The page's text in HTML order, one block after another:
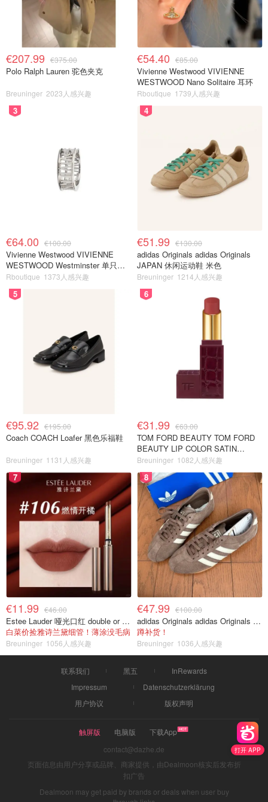
打开 APP
€207.99 €375.00
Polo Ralph Lauren 驼色夹克
Breuninger 2023人感兴趣
€54.40 €85.00
Vivienne Westwood VIVIENNE
WESTWOOD Nano Solitaire 耳环
Rboutique 1739人感兴趣
3
€64.00 €100.00
Vivienne Westwood VIVIENNE
WESTWOOD Westminster 单只耳
环
Rboutique 1373人感兴趣
4
€51.99 €130.00
adidas Originals adidas Originals
JAPAN 休闲运动鞋 米色
Breuninger 1214人感兴趣
5
€95.92 €195.00
Coach COACH Loafer 黑色乐福鞋
Breuninger 1131人感兴趣
6
€31.99 €63.00
TOM FORD BEAUTY TOM FORD
BEAUTY LIP COLOR SATIN
MATTE 裸玫瑰口红
Breuninger 1082人感兴趣
7
€11.99 €46.00
Estee Lauder 哑光口红 double or nothing色号
白菜价捡雅诗兰黛细管！薄涂没毛病
Breuninger 1056人感兴趣
8
€47.99 €100.00
adidas Originals adidas Originals TOKYO 复古休闲鞋 深棕色
蹲补货！
Breuninger 1036人感兴趣
联系我们 黑五
InRewards
Impressum
Datenschutzerklärung
用户协议
版权声明
触屏版 电脑版
下载App
contact@dazhe.de
页面信息由用户分享或品牌、商家提供，由Dealmoon核实后发布折
扣广告
Dealmoon may get paid by brands or deals when user buy